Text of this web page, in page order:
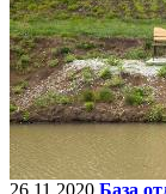
26.11.2020 База